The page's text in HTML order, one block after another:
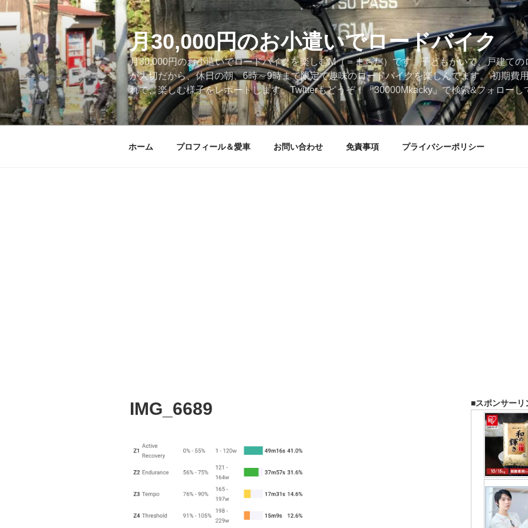
コ
テ
ン
ツ
へ
ス
キ
ッ
月30,000円のお小遣いでロードバイク
月30,000円のお小遣いでロードバイクを楽しむM（＝まちだ）です。子どもがいて、戸建て
が大切だから、休日の朝、6時～9時まで限定で趣味のロードバイクを楽しんでます。 初期費
れて、楽しむ様子をレポートします。Twitterもどうぞ！「30000Mkacky」で検索&フォローし
ホーム プロフィール＆愛車 お問い合わせ 免責事項 プライバシーポリシー
IMG_6689 ■スポンサーリ